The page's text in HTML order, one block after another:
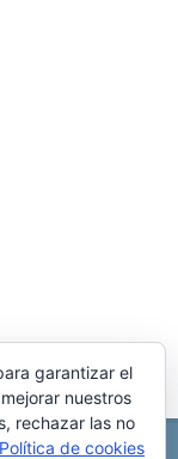
garantizar el
nuestros
rechazar las no
Política de cookies